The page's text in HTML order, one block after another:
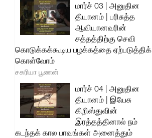
மார்ச் 03 | அனுதின
தியானம் | பரிசுத்த
ஆவியானவரின்
சத்தத்திற்கு செவி
கொடுக்கக்கூடிய பழக்கத்தை ஏற்படுத்திக்
கொள்வோம்
சகரியா பூணன்
மார்ச் 04 | அனுதின
தியானம் | இயேசு
கிறிஸ்துவின்
இரத்தத்தினால் நம்
கடந்தக் கால பாவங்கள் அனைத்தும்